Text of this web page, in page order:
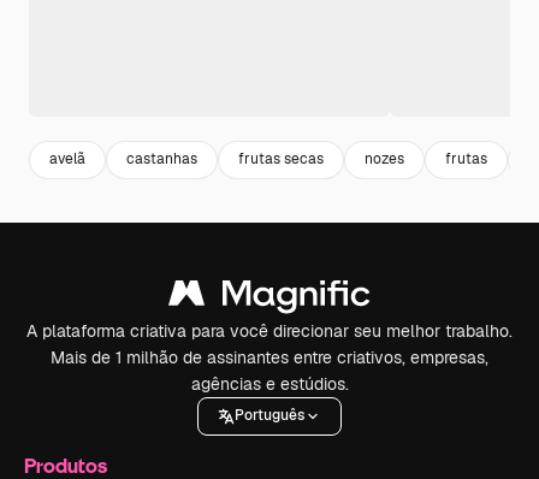
avelã castanhas frutas secas nozes frutas
A plataforma criativa para você direcionar seu melhor trabalho.
Mais de 1 milhão de assinantes entre criativos, empresas,
agências e estúdios.
Português
Produtos